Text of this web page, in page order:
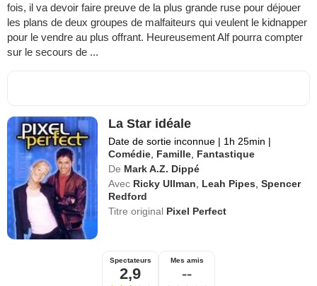
fois, il va devoir faire preuve de la plus grande ruse pour déjouer
les plans de deux groupes de malfaiteurs qui veulent le kidnapper
pour le vendre au plus offrant. Heureusement Alf pourra compter
sur le secours de ...
La Star idéale
Date de sortie inconnue | 1h 25min |
Comédie Famille Fantastique
De Mark A.Z. Dippé
Avec Ricky Ullman Leah Pipes ,Spencer
Redford
Titre original Pixel Perfect
Spectateurs
2,9
Mes amis
--